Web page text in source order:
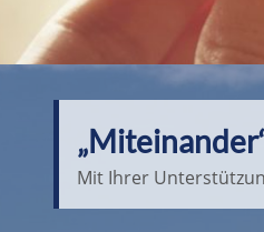
Mit Ihrer